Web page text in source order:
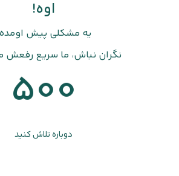
اوه!
یه مشکلی پیش
نگران نباش، ما سریع رفعش
500
دوباره تلاش کنید